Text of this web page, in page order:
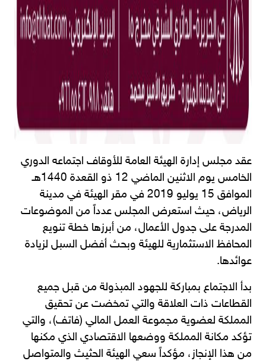
عقد مجلس إدارة الهيئة العامة للأوقاف اجتماعه الدوري
الخامس يوم الاثنين الماضي 12 ذو القعدة 1440هـ
الموافق 15 يوليو 2019 في مقر الهيئة في مدينة
الرياض، حيث استعرض المجلس عدداً من الموضوعات
المدرجة على جدول الأعمال، من أبرزها خطة تنويع
المحافظ الاستثمارية للهيئة وبحث أفضل السبل لزيادة
عوائدها.
بدأ الاجتماع بمباركة للجهود المبذولة من قبل جميع
القطاعات ذات العلاقة والتي تمخضت عن تحقيق
المملكة لعضوية مجموعة العمل المالي (فاتف)، والتي
تؤكد مكانة المملكة ووضعها الاقتصادي الذي مكنها
من هذا الإنجاز، مؤكداً سعي الهيئة الحثيث والمتواصل